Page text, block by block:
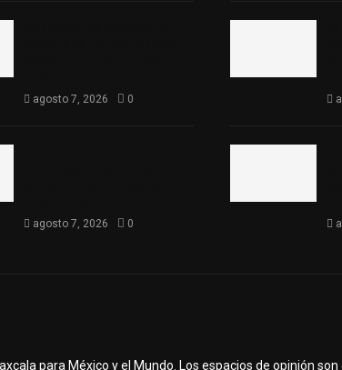
agosto 7, 2026 0
agosto 7, 2026 0
para México y el Mundo. Los espacios de opinión